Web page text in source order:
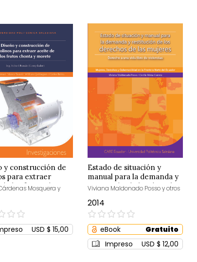
y construcción de
para extraer
los frutos de
y morete
Mosquera y
USD $ 15,00
Estado de situación y
manual para la demanda y
restitución de los derechos
Viviana Maldonado Posso y otros
2014
0%
eBook
Gratuito
Impreso
USD $ 12,00